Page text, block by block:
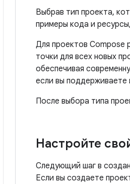
Выбрав тип проекта,
примеры кода и
Для проектов Compose
точки для всех новых
обеспечивая
если вы поддерживаете
После выбора типа
Настройте
Следующий шаг в
Если вы создаете